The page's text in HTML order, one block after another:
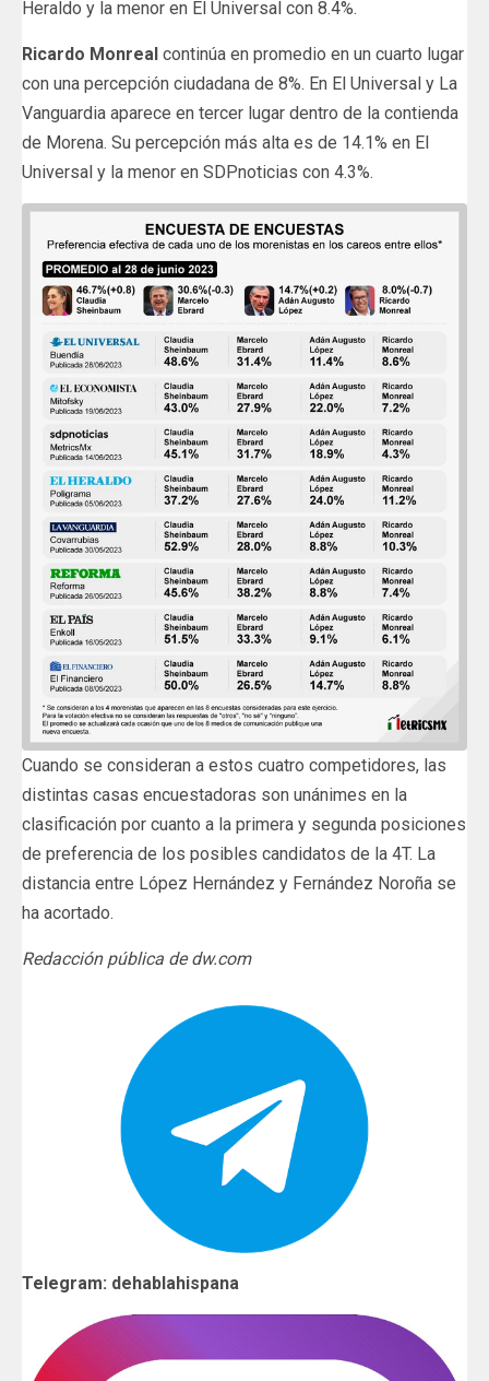
Heraldo y la menor en El Universal con 8.4%.
Ricardo Monreal continúa en promedio en un cuarto lugar
con una percepción ciudadana de 8%. En El Universal y La
Vanguardia aparece en tercer lugar dentro de la contienda
de Morena. Su percepción más alta es de 14.1% en El
Universal y la menor en SDPnoticias con 4.3%.
Cuando se consideran a estos cuatro competidores, las
distintas casas encuestadoras son unánimes en la
clasificación por cuanto a la primera y segunda posiciones
de preferencia de los posibles candidatos de la 4T. La
distancia entre López Hernández y Fernández Noroña se
ha acortado.
Redacción pública de dw.com
Telegram: dehablahispana